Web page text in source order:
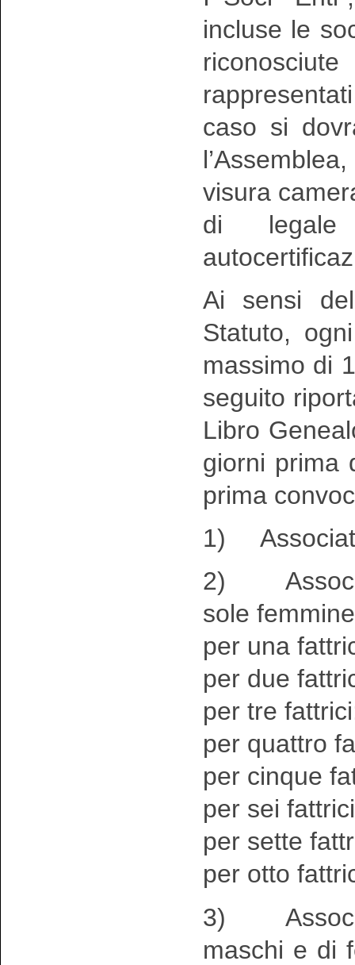
incluse le
caso si
visura
di legale
Ai sensi
Statuto,
massimo di
seguito
Libro
giorni prima
prima
1) Associati
2)
sole
per una
per due
per tre
per quattro
per cinque
per sei
per sette
per otto
3)
maschi e di